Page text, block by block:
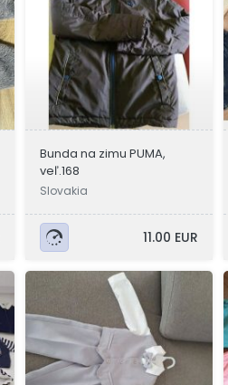
Bunda na zimu PUMA,
veľ.168
Slovakia
11.00 EUR